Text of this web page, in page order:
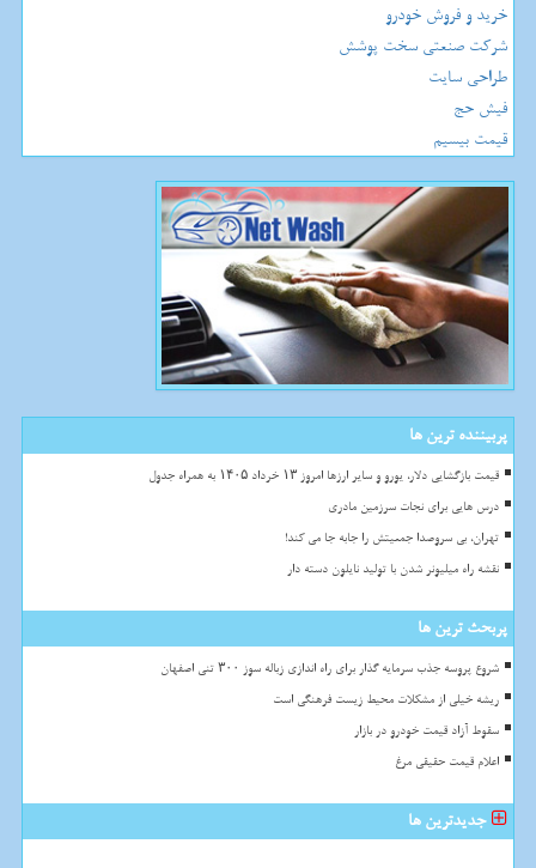
خرید و فروش خودرو
شرکت صنعتی سخت پوشش
طراحی سایت
فیش حج
قیمت بیسیم
پربیننده ترین ها
قیمت بازگشایی دلار، یورو و سایر ارزها امروز ۱۳ خرداد ۱۴۰۵ به همراه جدول
درس هایی برای نجات سرزمین مادری
تهران، بی سروصدا جمعیتش را جابه جا می کند!
نقشه راه میلیونر شدن با تولید نایلون دسته دار
پربحث ترین ها
شروع پروسه جذب سرمایه گذار برای راه اندازی زباله سوز ۳۰۰ تنی اصفهان
ریشه خیلی از مشکلات محیط زیست فرهنگی است
سقوط آزاد قیمت خودرو در بازار
اعلام قیمت حقیقی مرغ
جدیدترین ها